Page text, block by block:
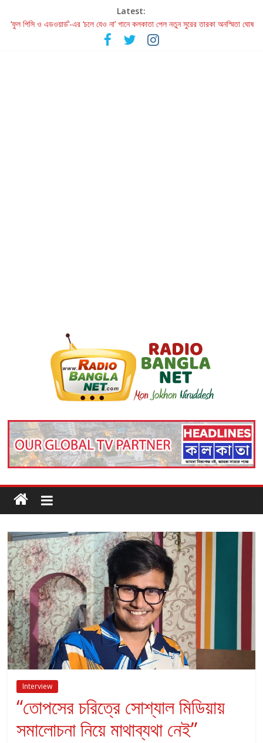
Latest:
‘ফুল পিসি ও এডওয়ার্ড’-এর ‘চলে যেও না’ গানে কলকাতা পেল নতুন সুরের তারকা অনস্মিতা ঘোষ
রবীন্দ্রনাথ ও গুলজারের সৃষ্টির মেলবন্ধনে মুগ্ধ করল ‘দুই তারার দোতারা’
কলের গান থেকে রীলস্ — বাঙালির গান শোনার বিবর্তনের গল্প
Interview
“তোপসের চরিত্রে সোশ্যাল মিডিয়ায়
সমালোচনা নিয়ে মাথাব্যথা নেই”